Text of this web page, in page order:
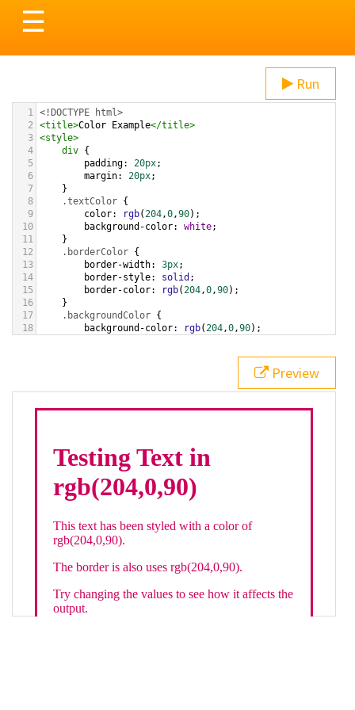
Toggle
navigation
☰
Run
1 <!DOCTYPE html>
2
<title>Color Example</title>
3 <style>
4
div {
5
padding: 20px;
6
margin: 20px;
7
}
8
.textColor {
9
color: rgb(204,0,90);
10
background-color: white;
11
}
12
.borderColor {
13
border-width: 3px;
14
border-style: solid ;
15
border-color: rgb(204,0,90);
16
}
17
.backgroundColor {
18
background-color: rgb(204,0,90);
bottom ,
white, rgb(204,0,90));
div class="textColor borderColor"
< h1>Testing Text in rgb(204,0,90)
Preview